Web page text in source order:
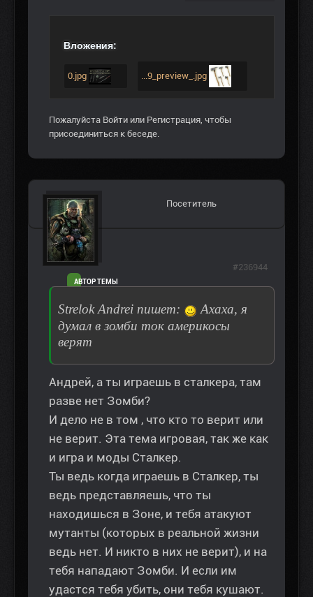
Вложения:
0.jpg ...9_preview_.jpg
Пожалуйста Войти или Регистрация, чтобы
присоединиться к беседе.
АВТОР ТЕМЫ
Посетитель
Strelok Andrei пишет:
Ахаха, я
думал в зомби ток америкосы
верят
Андрей, а ты играешь в сталкера, там
разве нет Зомби?
И дело не в том , что кто то верит или
не верит. Эта тема игровая, так же как
и игра и моды Сталкер.
Ты ведь когда играешь в Сталкер, ты
ведь представляешь, что ты
находишься в Зоне, и тебя атакуют
мутанты (которых в реальной жизни
ведь нет. И никто в них не верит), и на
тебя нападают Зомби. И если им
удастся тебя убить, они тебя кушают.
#236944